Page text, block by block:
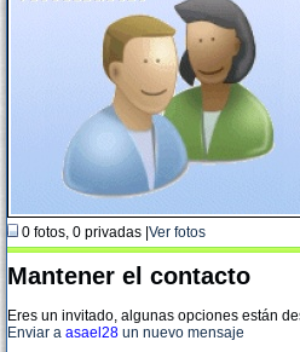
0 fotos, 0 privadas | Ver fotos
Mantener el contacto
Eres un invitado, algunas opciones están
Enviar a asael28 un nuevo mensaje